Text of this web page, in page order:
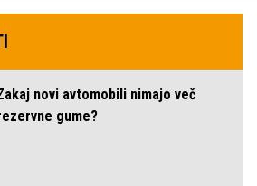
novi avtomobili nimajo več
gume?